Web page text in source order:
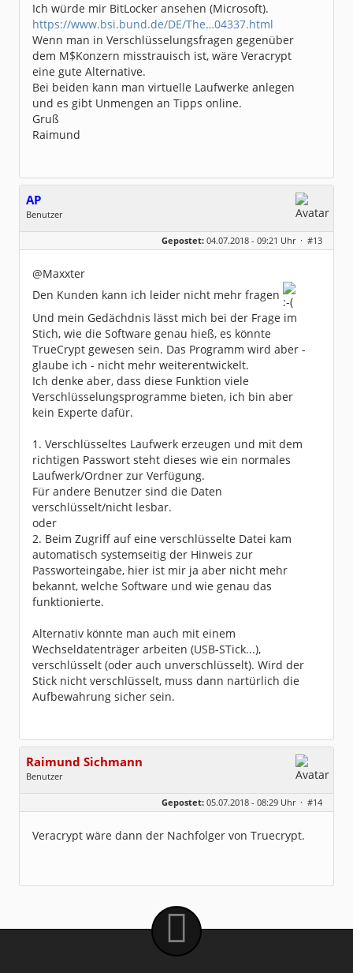
Ich würde mir BitLocker ansehen (Microsoft).
https://www.bsi.bund.de/DE/The…04337.html
Wenn man in Verschlüsselungsfragen gegenüber
dem M$Konzern misstrauisch ist, wäre Veracrypt
eine gute Alternative.
Bei beiden kann man virtuelle Laufwerke anlegen
und es gibt Unmengen an Tipps online.
Gruß
Raimund
AP
Benutzer
Geschlecht:
keine Angabe
Dabei seit:
05 / 2011
Gepostet: 04.07.2018 - 09:21 Uhr · #13
@Maxxter
Den Kunden kann ich leider nicht mehr fragen
Und mein Gedächdnis lässt mich bei der Frage im
Stich, wie die Software genau hieß, es könnte
TrueCrypt gewesen sein. Das Programm wird aber -
glaube ich - nicht mehr weiterentwickelt.
Ich denke aber, dass diese Funktion viele
Verschlüsselungsprogramme bieten, ich bin aber
kein Experte dafür.
1. Verschlüsseltes Laufwerk erzeugen und mit dem
richtigen Passwort steht dieses wie ein normales
Laufwerk/Ordner zur Verfügung.
Für andere Benutzer sind die Daten
verschlüsselt/nicht lesbar.
oder
2. Beim Zugriff auf eine verschlüsselte Datei kam
automatisch systemseitig der Hinweis zur
Passworteingabe, hier ist mir ja aber nicht mehr
bekannt, welche Software und wie genau das
funktionierte.
Alternativ könnte man auch mit einem
Wechseldatenträger arbeiten (USB-STick...),
verschlüsselt (oder auch unverschlüsselt). Wird der
Stick nicht verschlüsselt, muss dann nartürlich die
Aufbewahrung sicher sein.
Raimund Sichmann
Benutzer
Dabei seit:
08 / 2002
Gepostet: 05.07.2018 - 08:29 Uhr · #14
Veracrypt wäre dann der Nachfolger von Truecrypt.